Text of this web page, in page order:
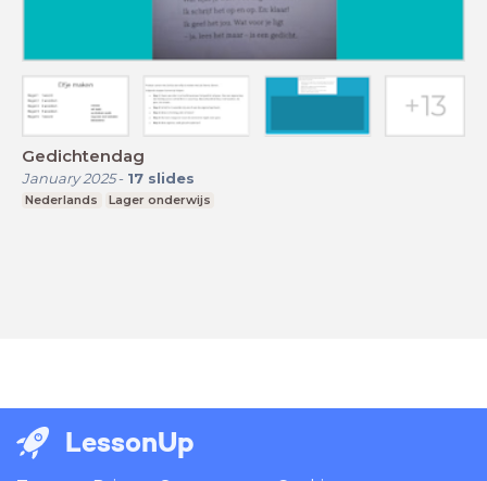
Gedichtendag
January 2025- 17 slides
Nederlands Lager onderwijs
LessonUp